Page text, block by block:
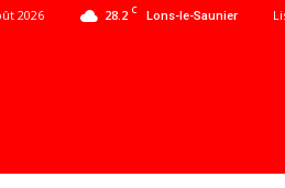
28.2 C Lons-le-Saunier
2026